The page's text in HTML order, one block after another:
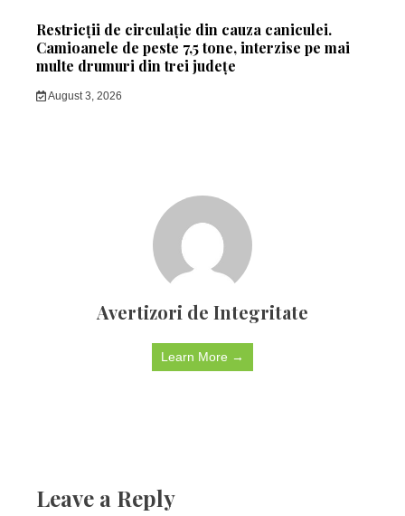
Restricții de circulație din cauza caniculei.
Camioanele de peste 7,5 tone, interzise pe mai
multe drumuri din trei județe
August 3, 2026
Avertizori de Integritate
Learn More →
Leave a Reply